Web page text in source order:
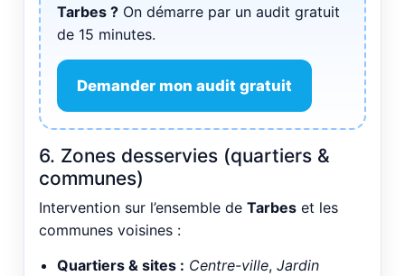
Tarbes ? On démarre par un audit gratuit
de 15 minutes.
Demander mon audit gratuit
6. Zones desservies (quartiers &
communes)
Intervention sur l’ensemble de Tarbes et les
communes voisines :
Quartiers & sites : Centre-ville, Jardin